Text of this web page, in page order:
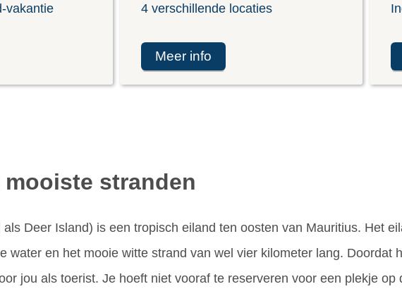
vakantie
4 verschillende locaties
meer info
mooiste stranden
Deer Island) is een tropisch eiland ten oosten van Mauritius. Het
water en het mooie witte strand van wel vier kilometer lang. Doordat
jou als toerist. Je hoeft niet vooraf te reserveren voor een plekje